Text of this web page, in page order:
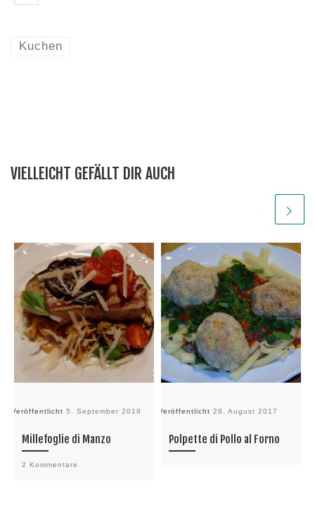
Kuchen
VIELLEICHT GEFÄLLT DIR AUCH
Veröffentlicht 5. September 2019
Millefoglie di Manzo
2 Kommentare
Veröffentlicht 28. August 2017
Polpette di Pollo al Forno